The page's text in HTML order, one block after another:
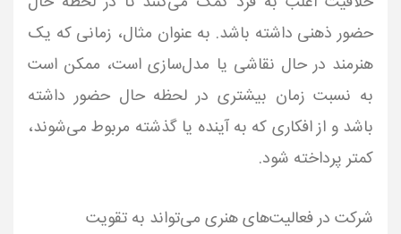
حضور ذهنی داشته باشد. به عنوان مثال، زمانی که یک
هنرمند در حال نقاشی یا مدل‌سازی است، ممکن است
به نسبت زمان بیشتری در لحظه حال حضور داشته
باشد و از افکاری که به آینده یا گذشته مربوط می‌شوند،
کمتر پرداخته شود.
شرکت در فعالیت‌های هنری می‌تواند به تقویت